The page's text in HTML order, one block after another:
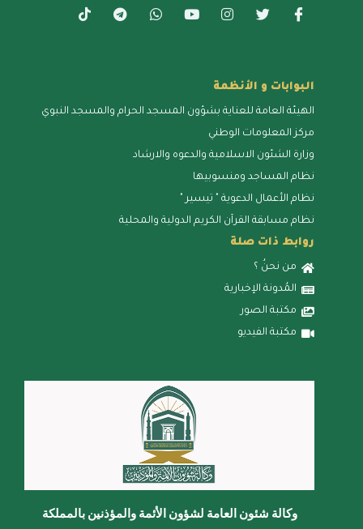
البوابات و الأنظمة
الهيئة العامة للعناية بشؤون المسجد الحرام والمسجد النبوي
مركز المعلومات الوطني
وزارة الشئون الاسلامية والدعوه والارشاد
نظام المساجد ومنسوبيها
نظام الأعمال الدعوية " تيسير "
نظام مسابقة القرآن الكريم الدولية والمحلية
روابط ذات صلة
من نحنُ ؟
المُدونة الإخبارية
مكتبة الصور
مكتبة الفيديو
وكالة شئون العامة لشؤون الأئمة والمؤذنين بالمملكة